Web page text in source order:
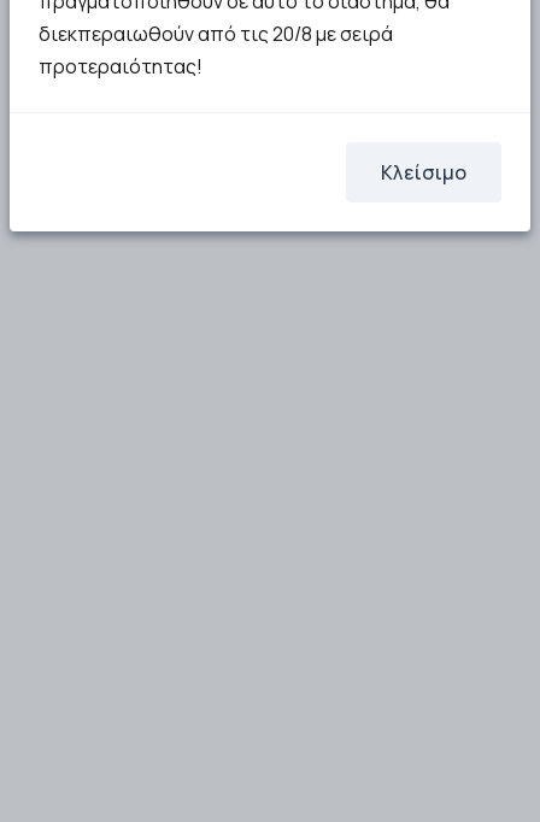
διεκπεραιωθούν από τις 20/8 με σειρά
προτεραιότητας!
Κλείσιμο